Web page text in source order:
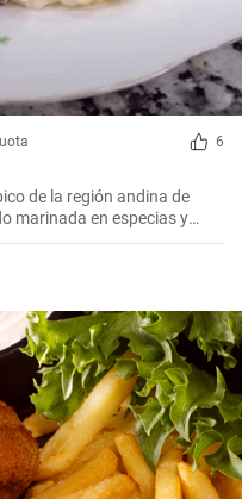
6
de la región andina de
marinada en especias y
agua hasta que quede suave